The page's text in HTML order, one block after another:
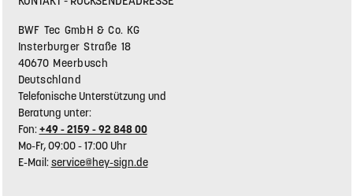
KONTAKT - RÜCKSENDEADRESSE
BWF Tec GmbH & Co. KG
Insterburger Straße 18
40670 Meerbusch
Deutschland
Telefonische Unterstützung und
Beratung unter:
Fon:+49 - 2159 - 92 848 00